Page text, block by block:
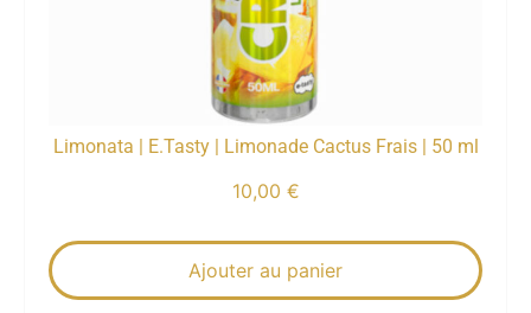
Limonata | E.Tasty | Limonade Cactus Frais | 50 ml
10,00 €
Ajouter au panier